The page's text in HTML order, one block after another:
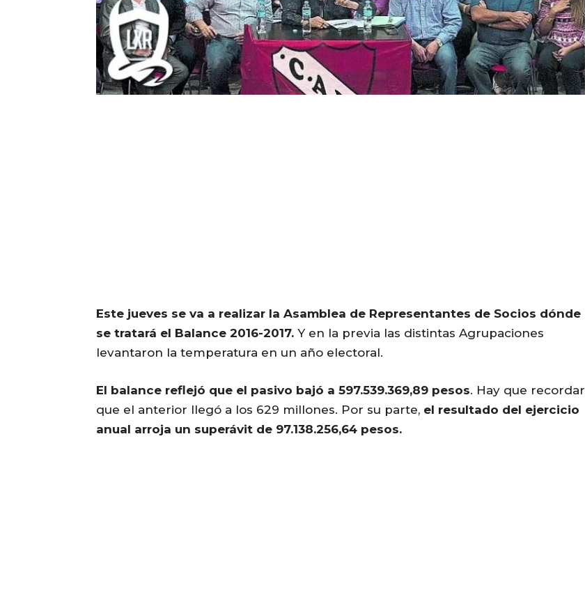
Este jueves se va a realizar la Asamblea de Representantes de Socios dónde
se tratará el Balance 2016-2017. Y en la previa las distintas Agrupaciones
levantaron la temperatura en un año electoral.
El balance reflejó que el pasivo bajó a 597.539.369,89 pesos. Hay que recordar
que el anterior llegó a los 629 millones. Por su parte, el resultado del ejercicio
anual arroja un superávit de 97.138.256,64 pesos.